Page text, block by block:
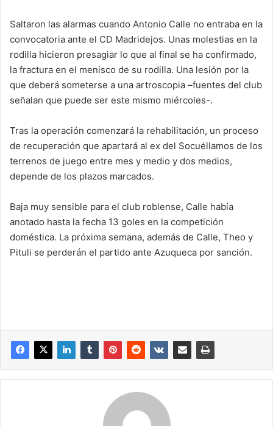
Saltaron las alarmas cuando Antonio Calle no entraba en la
convocatoria ante el CD Madridejos. Unas molestias en la
rodilla hicieron presagiar lo que al final se ha confirmado,
la fractura en el menisco de su rodilla. Una lesión por la
que deberá someterse a una artroscopia –fuentes del club
señalan que puede ser este mismo miércoles-.
Tras la operación comenzará la rehabilitación, un proceso
de recuperación que apartará al ex del Socuéllamos de los
terrenos de juego entre mes y medio y dos medios,
depende de los plazos marcados.
Baja muy sensible para el club roblense, Calle había
anotado hasta la fecha 13 goles en la competición
doméstica. La próxima semana, además de Calle, Theo y
Pituli se perderán el partido ante Azuqueca por sanción.